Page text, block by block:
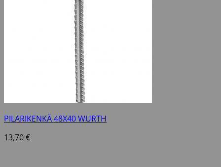
PILARIKENKÄ 48X40 WURTH
13,70€